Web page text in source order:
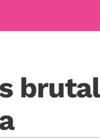
brutal